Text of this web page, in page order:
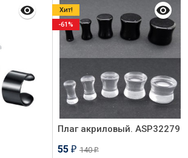
Плаг акриловый. ASP32279
55 ₽ 140₽
Хит!
-61%